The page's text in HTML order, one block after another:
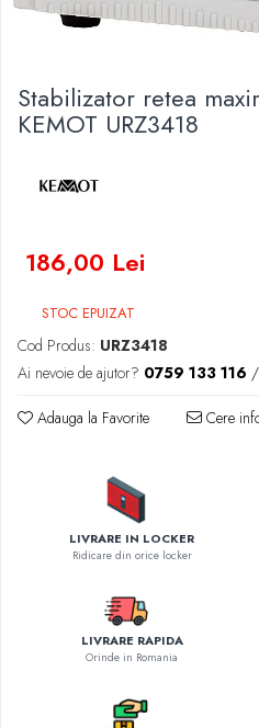
Becuri LED
Lanterne
Lampi
Electrice
Stabilizatoare tensiune
Diverse gadgeturi
Cablu coaxial
Periferice PC
Accesorii auto
Diverse accesorii auto
Carcase protectie NOCO BOOST
Invertoare Auto
Aparate de spalat cu presiune
Compresoare
Baterii Zinc-Aer
Stabilizator retea
KEMOT URZ3418
186,00 Lei
STOC EPUIZAT
Cod Produs: URZ3418
Ai nevoie de ajutor? 0759 133 116 /
Adauga la Favorite Cere
LIVRARE IN LOCKER
Ridicare din orice locker
LIVRARE RAPIDA
Orinde in Romania